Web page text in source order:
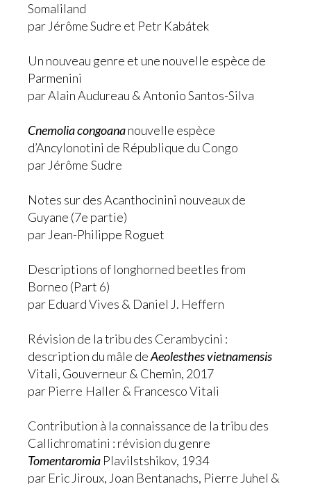
Somaliland
par Jérôme Sudre et Petr Kabátek
Un nouveau genre et une nouvelle espèce de
Parmenini
par Alain Audureau & Antonio Santos-Silva
Cnemolia congoananouvelle espèce
d’Ancylonotini de République du Congo
par Jérôme Sudre
Notes sur des Acanthocinini nouveaux de
Guyane (7e partie)
par Jean-Philippe Roguet
Descriptions of longhorned beetles from
Borneo (Part 6)
par Eduard Vives & Daniel J. Heffern
Révision de la tribu des Cerambycini :
description du mâle deAeolesthes vietnamensis
Vitali, Gouverneur & Chemin, 2017
par Pierre Haller & Francesco Vitali
Contribution à la connaissance de la tribu des
Callichromatini : révision du genre
Tomentaromia Plavilstshikov, 1934
par Eric Jiroux, Joan Bentanachs, Pierre Juhel &